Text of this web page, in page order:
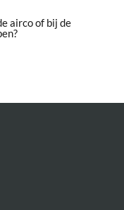
airco of bij de